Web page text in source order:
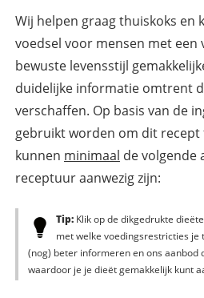
Wij helpen graag thuiskoks en
voedsel voor mensen met een
bewuste levensstijl
duidelijke informatie omtrent
verschaffen. Op basis van de
gebruikt worden om dit recept
kunnen minimaal de volgende
receptuur aanwezig zijn:
Tip:Klik op de dikgedrukte
met welke voedingsrestricties je
(nog) beter informeren en ons aanbod
waardoor je je dieët gemakkelijk kunt